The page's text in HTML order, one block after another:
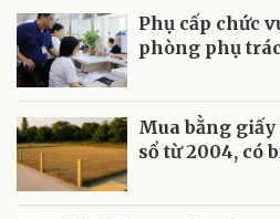
Phụ cấp chức
phòng phụ
Mua bằng giấy
sổ từ 2004, có